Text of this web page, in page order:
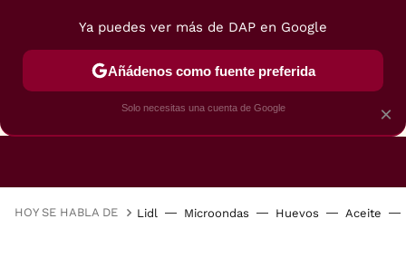
FREIDORAS DE AIRE GUÍAS DE
HOY SE HABLA DE Lidl Microondas Huevos Aceite
×
Ya puedes ver más de DAP en Google
Añádenos como fuente preferida
Solo necesitas una cuenta de Google